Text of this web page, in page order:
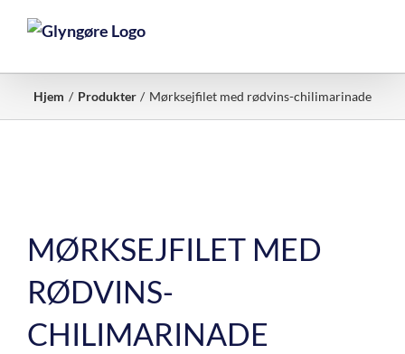
Hjem Produkter Mørksejfilet med rødvins-chilimarinade
MØRKSEJFILET MED
RØDVINS-
CHILIMARINADE